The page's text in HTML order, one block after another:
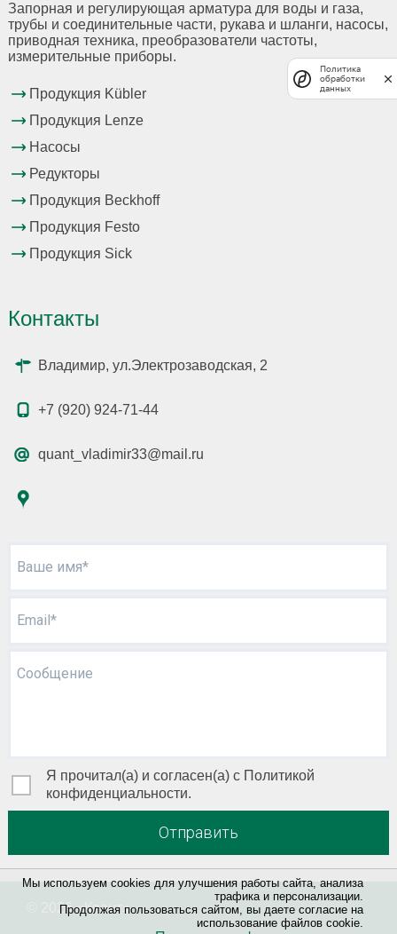
Мы используем cookies для улучшения работы сайта, анализа
трафика и персонализации.
Продолжая пользоваться сайтом, вы даете согласие на
использование файлов cookie.
Запорная и регулирующая арматура для воды и газа,
трубы и соединительные части, рукава и шланги, насосы,
приводная техника, преобразователи частоты,
измерительные приборы.
Продукция Kübler
Продукция Lenze
Насосы
Редукторы
Продукция Beckhoff
Продукция Festo
Продукция Sick
Контакты
Владимир, ул.Электрозаводская, 2
+7 (920) 924-71-44
quant_vladimir33@mail.ru
Ваше имя*
Email*
Сообщение
Я прочитал(а) и согласен(а) с Политикой
конфиденциальности.
Отправить
© 2026 «Квант »
Политика
обработки
данных